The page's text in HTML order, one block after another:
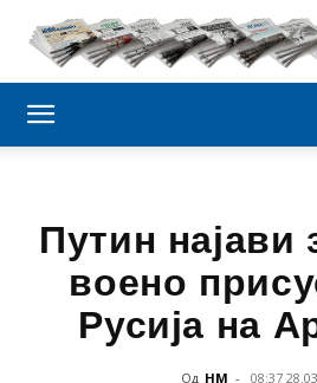
Путин најави
воено
Русија на
Од НМ - 08:37